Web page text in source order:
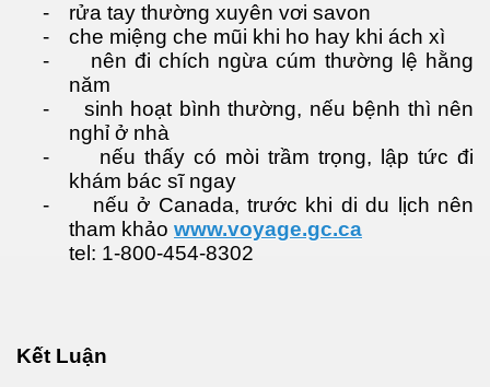
-
rửa tay thường xuyên vơi savon
-
che miệng che mũi khi ho hay khi ách xì
-
nên đi chích ngừa cúm thường lệ hằng
năm
-
sinh hoạt bình thường, nếu bệnh thì nên
nghỉ ở nhà
-
nếu thấy có mòi trầm trọng, lập tức đi
khám bác sĩ ngay
-
nếu ở Canada, trước khi di du lịch nên
tham khảo www.voyage.gc.ca
tel: 1-800-454-8302
Kết Luận